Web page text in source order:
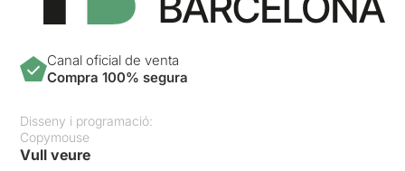
Canal oficial de venta
Compra 100% segura
Disseny i programació:
Copymouse
Vull veure